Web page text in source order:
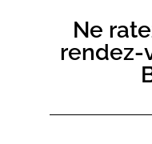
Ne
rendez-